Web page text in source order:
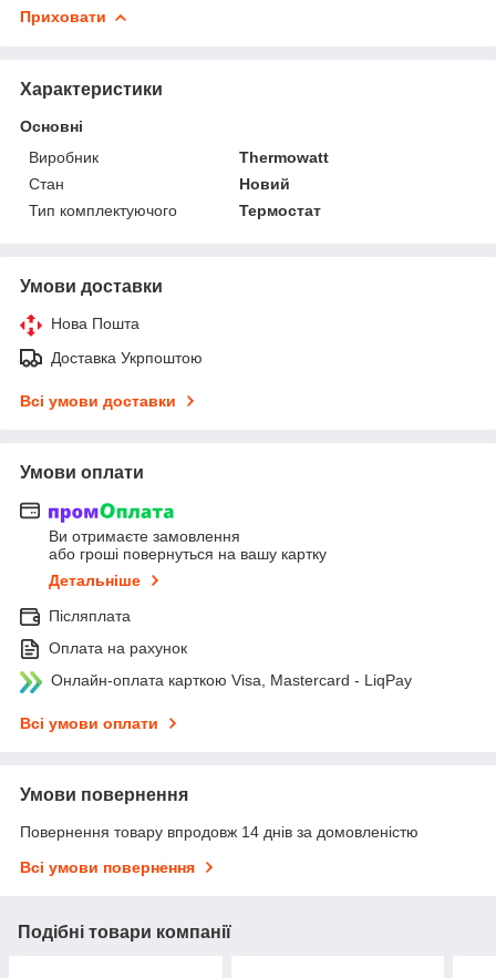
Приховати
Характеристики
Основні
Виробник
Thermowatt
Стан
Новий
Тип комплектуючого
Термостат
Умови доставки
Нова Пошта
Доставка Укрпоштою
Всі умови доставки
Умови оплати
Ви отримаєте замовлення
або гроші повернуться на вашу картку
Детальніше
Післяплата
Оплата на рахунок
Онлайн-оплата карткою Visa, Mastercard - LiqPay
Всі умови оплати
Умови повернення
Повернення товару впродовж 14 днів за домовленістю
Всі умови повернення
Подібні товари компанії